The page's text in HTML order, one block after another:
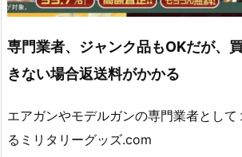
専門業者、ジャンク品もOKだが、
きない場合返送料がかかる
エアガンやモデルガンの専門業者として
るミリタリーグッズ.com